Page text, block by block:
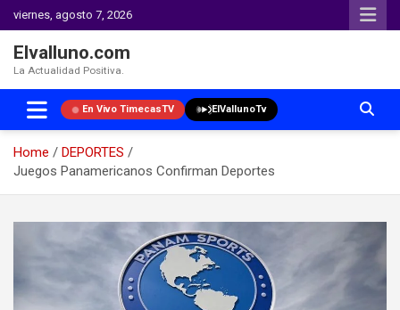
viernes, agosto 7, 2026
Elvalluno.com
La Actualidad Positiva.
En Vivo TimecasTV ElVallunoTv
Home
DEPORTES
Juegos Panamericanos Confirman Deportes